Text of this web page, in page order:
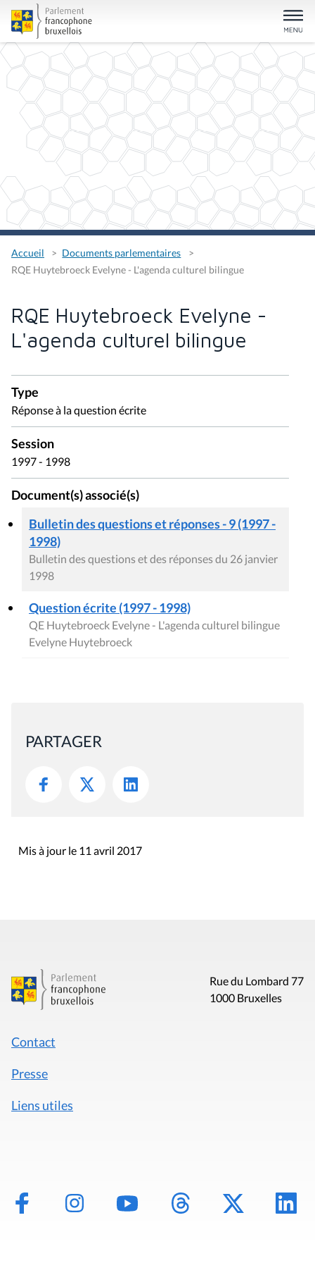
Accueil
Documents parlementaires
RQE Huytebroeck Evelyne - L'agenda culturel bilingue
RQE Huytebroeck Evelyne -
L'agenda culturel bilingue
Type
Réponse à la question écrite
Session
1997 - 1998
Document(s) associé(s)
Bulletin des questions et réponses - 9 (1997 -
1998)
Bulletin des questions et des réponses du 26 janvier
1998
Question écrite (1997 - 1998)
QE Huytebroeck Evelyne - L'agenda culturel bilingue
Evelyne Huytebroeck
PARTAGER
Mis à jour le 11 avril 2017
Rue du Lombard 77
1000 Bruxelles
Contact
Presse
Liens utiles